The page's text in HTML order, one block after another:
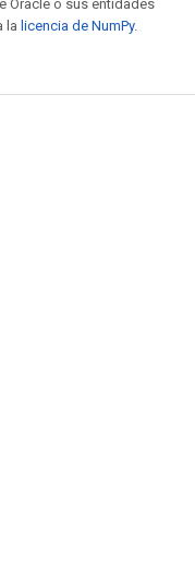
Oracle o sus entidades
la licencia de NumPy.